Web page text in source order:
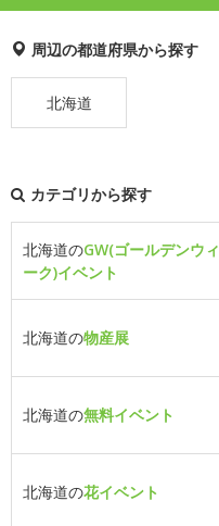
周辺の都道府県から探す
北海道
カテゴリから探す
北海道のGW(ゴールデンウィ
ーク)イベント
北海道の物産展
北海道の無料イベント
北海道の花イベント